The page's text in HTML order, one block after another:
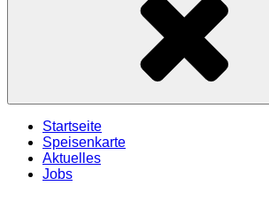
Startseite
Speisenkarte
Aktuelles
Jobs